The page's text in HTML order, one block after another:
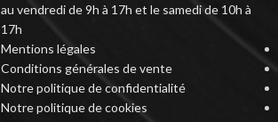
au vendredi de 9h à 17h et le samedi de 10h à
17h
Mentions légales
Conditions générales de vente
Notre politique de confidentialité
Notre politique de cookies